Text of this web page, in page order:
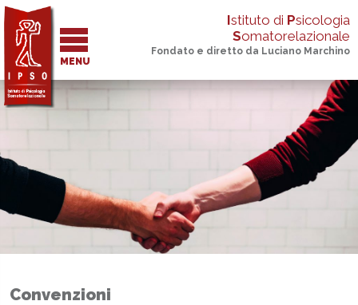
MENU
Istituto di Psicologia
Somatorelazionale
Fondato e diretto da Luciano Marchino
Convenzioni